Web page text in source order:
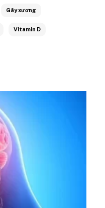
Gãy xương
Vitamin D